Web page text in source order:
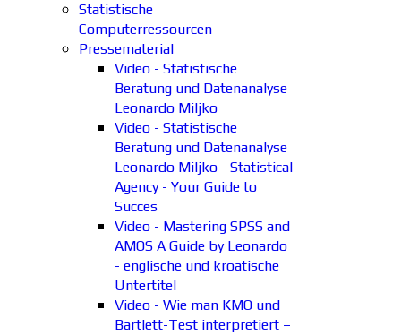
Statistische
Computerressourcen
Pressematerial
Video - Statistische
Beratung und Datenanalyse
Leonardo Miljko
Video - Statistische
Beratung und Datenanalyse
Leonardo Miljko - Statistical
Agency - Your Guide to
Succes
Video - Mastering SPSS and
AMOS A Guide by Leonardo
- englische und kroatische
Untertitel
Video - Wie man KMO und
Bartlett-Test interpretiert –